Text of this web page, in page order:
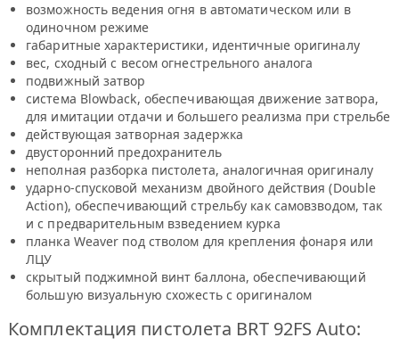
возможность ведения огня в автоматическом или в
одиночном режиме
габаритные характеристики, идентичные оригиналу
вес, сходный с весом огнестрельного аналога
подвижный затвор
система Blowback, обеспечивающая движение затвора,
для имитации отдачи и большего реализма при стрельбе
действующая затворная задержка
двусторонний предохранитель
неполная разборка пистолета, аналогичная оригиналу
ударно-спусковой механизм двойного действия (Double
Action), обеспечивающий стрельбу как самовзводом, так
и с предварительным взведением курка
планка Weaver под стволом для крепления фонаря или
ЛЦУ
скрытый поджимной винт баллона, обеспечивающий
большую визуальную схожесть с оригиналом
Комплектация пистолета BRT 92FS Auto: